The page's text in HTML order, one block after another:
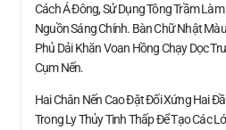
Cách Á Đông, Sử Dụng Tông Trầm
Nguồn Sáng Chính. Bàn Chữ Nhật
Phủ Dải Khăn Voan Hồng Chạy Dọc
Cụm Nến.
Hai Chân Nến Cao Đặt Đối Xứng Hai
Trong Ly Thủy Tinh Thấp Để Tạo Các